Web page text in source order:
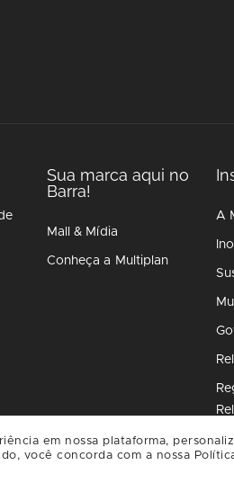
Sua marca aqui no
Barra!
Mall & Mídia
Conheça a Multiplan
A
em nossa plataforma,
você concorda com a nossa